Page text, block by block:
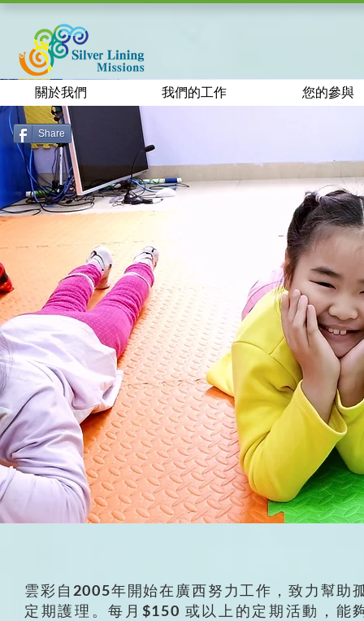
關於我們 我們的工作 您的參與
Share
雲彩自2005年開始在廣西努力工作，致力幫助
定期護理。每月$150 或以上的定期活動，能